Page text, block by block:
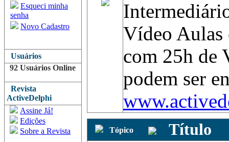
Esqueci minha
senha
Novo Cadastro
Usuários
92 Usuários Online
Revista
ActiveDelphi
Assine Já!
Edições
Sobre a Revista
Vídeo Aulas
com 25h de
podem ser
Tópico Título